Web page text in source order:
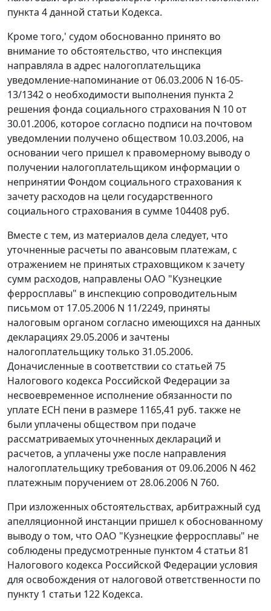
пункта 4данной статьи Кодекса.
Кроме того,' судом обоснованно принято во
внимание то обстоятельство, что инспекция
направляла в адрес налогоплательщика
уведомление-напоминание от 06.03.2006 N 16-05-
13/1342 о необходимости выполнения пункта 2
решения фонда социального страхования N 10 от
30.01.2006, которое согласно подписи на почтовом
уведомлении получено обществом 10.03.2006, на
основании чего пришел к правомерному выводу о
получении налогоплательщиком информации о
непринятии Фондом социального страхования к
зачету расходов на цели государственного
социального страхования в сумме 104408 руб.
Вместе с тем, из материалов дела следует, что
уточненные расчеты по авансовым платежам, с
отражением не принятых страховщиком к зачету
сумм расходов, направлены ОАО "Кузнецкие
ферросплавы" в инспекцию сопроводительным
письмом от 17.05.2006 N 11/2249, приняты
налоговым органом согласно имеющихся на данных
декларациях 29.05.2006 и зачтены
налогоплательщику только 31.05.2006.
Доначисленные в соответствии со статьей 75
Налогового кодекса Российской Федерации за
несвоевременное исполнение обязанности по
уплате ЕСН пени в размере 1165,41 руб. также не
были уплачены обществом при подаче
рассматриваемых уточненных деклараций и
расчетов, а уплачены уже после направления
налогоплательщику требования от 09.06.2006 N 462
платежным поручением от 28.06.2006 N 760.
При изложенных обстоятельствах, арбитражный суд
апелляционной инстанции пришел к обоснованному
выводу о том, что ОАО "Кузнецкие ферросплавы" не
соблюдены предусмотренные пунктом 4 статьи 81
Налогового кодекса Российской Федерации условия
для освобождения от налоговой ответственности по
пункту 1 статьи 122 Кодекса.